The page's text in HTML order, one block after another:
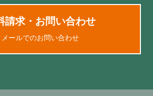
請求・お問い合わせ
メールでのお問い合わせ